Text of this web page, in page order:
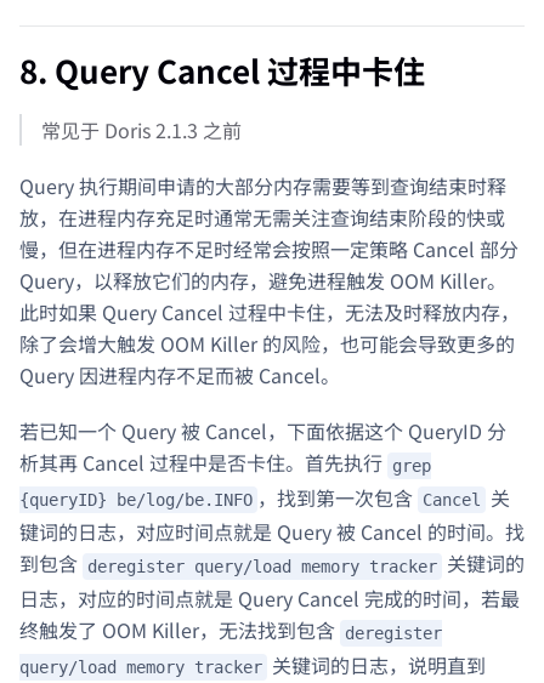
8. Query Cancel 过程中卡住
常见于 Doris 2.1.3 之前
Query 执行期间申请的大部分内存需要等到查询结束时释
放，在进程内存充足时通常无需关注查询结束阶段的快或
慢，但在进程内存不足时经常会按照一定策略 Cancel 部分
Query，以释放它们的内存，避免进程触发 OOM Killer。
此时如果 Query Cancel 过程中卡住，无法及时释放内存，
除了会增大触发 OOM Killer 的风险，也可能会导致更多的
Query 因进程内存不足而被 Cancel。
若已知一个 Query 被 Cancel，下面依据这个 QueryID 分
析其再 Cancel 过程中是否卡住。首先执行 grep
{queryID} be/log/be.INFO ，找到第一次包含 Cancel
关
键词的日志，对应时间点就是 Query 被 Cancel 的时间。找
到包含 deregister query/load memory tracker 关键词的
日志，对应的时间点就是 Query Cancel 完成的时间，若最
终触发了 OOM Killer，无法找到包含 deregister
query/load memory tracker 关键词的日志，说明直到